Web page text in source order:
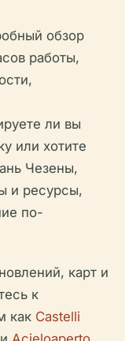
обзор
работы,
ли вы
или хотите
Чезены,
и ресурсы,
по-
карт и
к
как Castelli